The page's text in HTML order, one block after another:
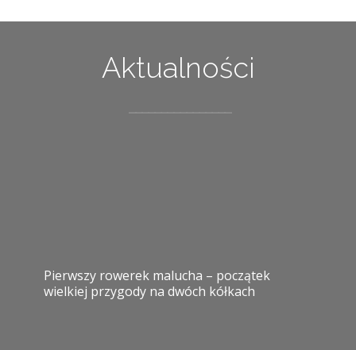
Aktualności
Pierwszy rowerek malucha – początek
wielkiej przygody na dwóch kółkach